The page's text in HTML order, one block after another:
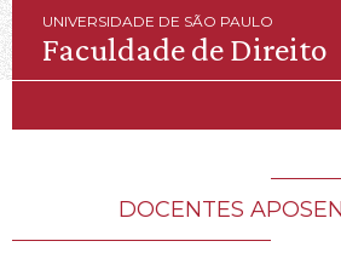
UNIVERSIDADE DE SÃO PAULO
Faculdade de Direito
DOCENTES